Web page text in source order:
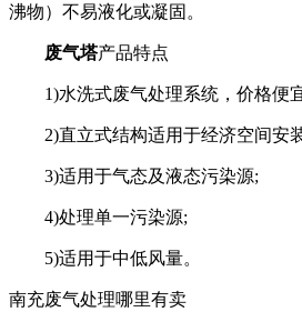
沸物）不易液化或凝固。
废气塔产品特点
1)水洗式废气处理系统，价格便
2)直立式结构适用于经济空间安
3)适用于气态及液态污染源;
4)处理单一污染源;
5)适用于中低风量。
南充废气处理哪里有卖